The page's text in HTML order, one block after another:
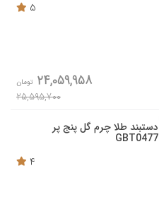
5
24,059,958 تومان
25,595,700
دستبند طلا چرم گل پنج پر
GBT0477
4